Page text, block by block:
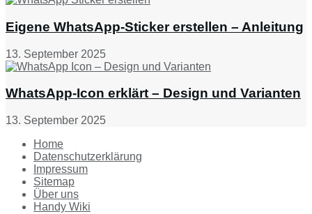
Eigene WhatsApp-Sticker erstellen – Anleitung
13. September 2025
WhatsApp-Icon erklärt – Design und Varianten
13. September 2025
Home
Datenschutzerklärung
Impressum
Sitemap
Über uns
Handy Wiki